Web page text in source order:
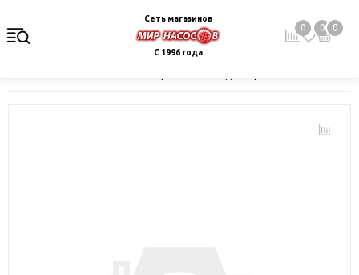
Сеть магазинов
С 1996 года
0 0 0